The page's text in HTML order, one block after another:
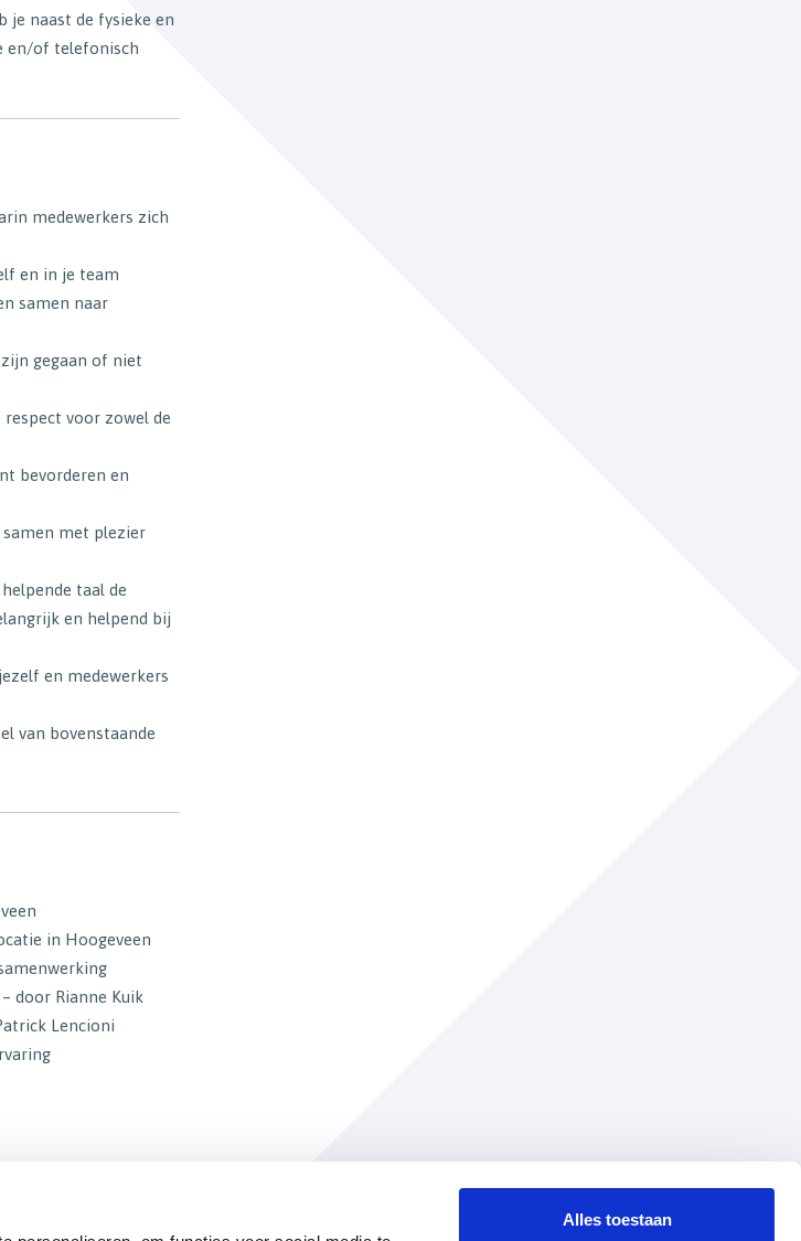
Alles toestaan
je naast de fysieke en
en/of telefonisch
medewerkers zich
en in je team
samen naar
gegaan of niet
voor zowel de
bevorderen en
met plezier
taal de
en helpend bij
en medewerkers
van bovenstaande
in Hoogeveen
door Rianne Kuik
Lencioni